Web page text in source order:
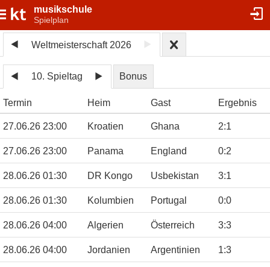
musikschule
Spielplan
Weltmeisterschaft 2026
10. Spieltag Bonus
Termin Heim Gast Ergebnis
27.06.26 23:00 Kroatien Ghana 2:1
27.06.26 23:00 Panama England 0:2
28.06.26 01:30 DR Kongo Usbekistan 3:1
28.06.26 01:30 Kolumbien Portugal 0:0
28.06.26 04:00 Algerien Österreich 3:3
28.06.26 04:00 Jordanien Argentinien 1:3